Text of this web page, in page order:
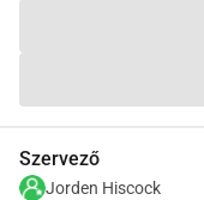
Szervező
Jorden Hiscock